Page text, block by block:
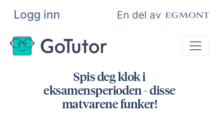
Logg inn En del av
Søk
Privatundervisning
Matematikk
Spis deg klok i
eksamensperioden - disse
matvarene funker!